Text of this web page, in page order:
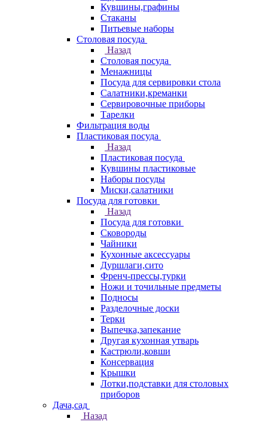
Кувшины,графины
Стаканы
Питьевые наборы
Столовая посуда
Назад
Столовая посуда
Менажницы
Посуда для сервировки стола
Салатники,креманки
Сервировочные приборы
Тарелки
Фильтрация воды
Пластиковая посуда
Назад
Пластиковая посуда
Кувшины пластиковые
Наборы посуды
Миски,салатники
Посуда для готовки
Назад
Посуда для готовки
Сковороды
Чайники
Кухонные аксессуары
Дуршлаги,сито
Френч-прессы,турки
Ножи и точильные предметы
Подносы
Разделочные доски
Терки
Выпечка,запекание
Другая кухонная утварь
Кастрюли,ковши
Консервация
Крышки
Лотки,подставки для столовых
приборов
Дача,сад
Назад